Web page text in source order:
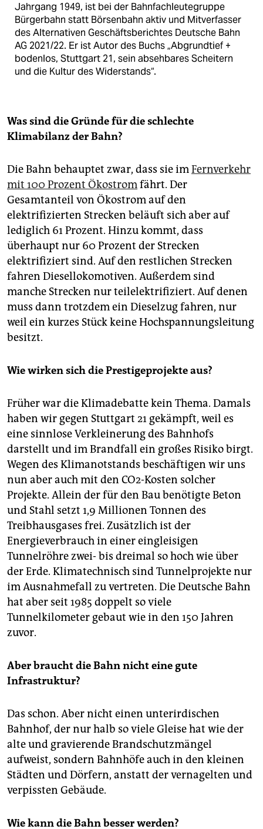
Jahrgang 1949, ist bei der Bahnfachleutegruppe
Bürgerbahn statt Börsenbahn aktiv und Mitverfasser
des Alternativen Geschäftsberichtes Deutsche Bahn
AG 2021/22. Er ist Autor des Buchs „Abgrundtief +
bodenlos, Stuttgart 21, sein absehbares Scheitern
und die Kultur des Widerstands“.
Was sind die Gründe für die schlechte
Klimabilanz der Bahn?
Die Bahn behauptet zwar, dass sie imFernverkehr
mit 100 Prozent Ökostromfährt. Der
Gesamtanteil von Ökostrom auf den
elektrifizierten Strecken beläuft sich aber auf
lediglich 61 Prozent. Hinzu kommt, dass
überhaupt nur 60 Prozent der Strecken
elektrifiziert sind. Auf den restlichen Strecken
fahren Diesellokomotiven. Außerdem sind
manche Strecken nur teilelektrifiziert. Auf denen
muss dann trotzdem ein Dieselzug fahren, nur
weil ein kurzes Stück keine Hochspannungsleitung
besitzt.
Wie wirken sich die Prestigeprojekte aus?
Früher war die Klimadebatte kein Thema. Damals
haben wir gegen Stuttgart 21 gekämpft, weil es
eine sinnlose Verkleinerung des Bahnhofs
darstellt und im Brandfall ein großes Risiko birgt.
Wegen des Klimanotstands beschäftigen wir uns
nun aber auch mit den CO2-Kosten solcher
Projekte. Allein der für den Bau benötigte Beton
und Stahl setzt 1,9 Millionen Tonnen des
Treibhausgases frei. Zusätzlich ist der
Energieverbrauch in einer eingleisigen
Tunnelröhre zwei- bis dreimal so hoch wie über
der Erde. Klimatechnisch sind Tunnelprojekte nur
im Ausnahmefall zu vertreten. Die Deutsche Bahn
hat aber seit 1985 doppelt so viele
Tunnelkilometer gebaut wie in den 150 Jahren
zuvor.
Aber braucht die Bahn nicht eine gute
Infrastruktur?
Das schon. Aber nicht einen unterirdischen
Bahnhof, der nur halb so viele Gleise hat wie der
alte und gravierende Brandschutzmängel
aufweist, sondern Bahnhöfe auch in den kleinen
Städten und Dörfern, anstatt der vernagelten und
verpissten Gebäude.
Wie kann die Bahn besser werden?